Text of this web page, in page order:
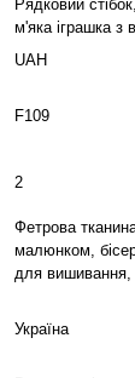
Рядковий
м'яка іграшка з
UAH
F109
2
Фетрова
малюнком,
для вишивання,
Україна